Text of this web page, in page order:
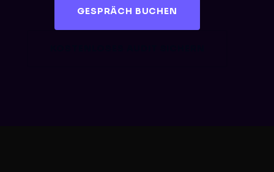
GESPRÄCH BUCHEN